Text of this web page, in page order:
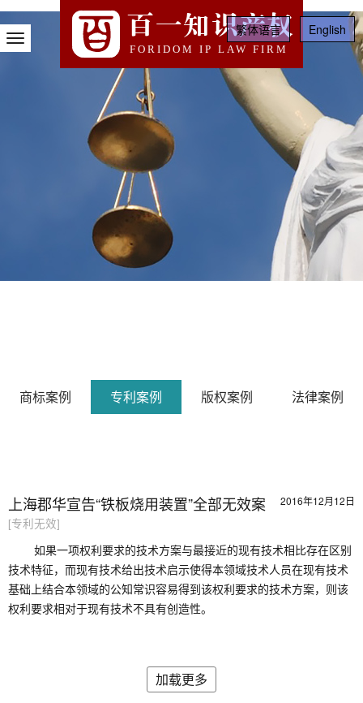
百一知识产权
FORIDOM IP LAW FIRM
English
繁体语言
Toggle
Navigation
商标案例 专利案例 版权案例 法律案例
2016年12月12日
上海郡华宣告“铁板烧用装置”全部无效案
[专利无效]
如果一项权利要求的技术方案与最接近的现有技术相比存在区别
技术特征，而现有技术给出技术启示使得本领域技术人员在现有技术
基础上结合本领域的公知常识容易得到该权利要求的技术方案，则该
权利要求相对于现有技术不具有创造性。
加载更多